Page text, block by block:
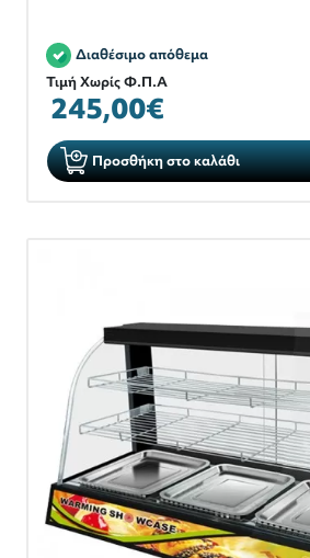
Διαθέσιμο απόθεμα
Τιμή Χωρίς Φ.Π.Α
245,00€
Προσθήκη στο καλάθι